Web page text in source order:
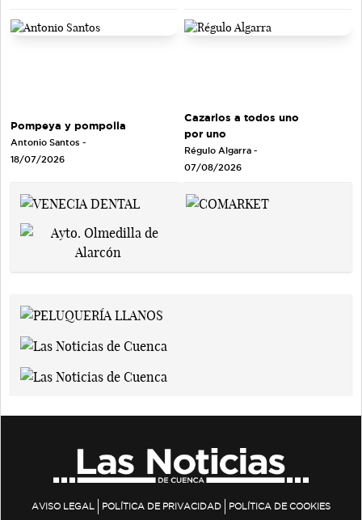
Pompeya y pompolla
Antonio Santos -
18/07/2026
Cazarlos a todos uno
por uno
Régulo Algarra -
07/08/2026
AVISO LEGAL POLÍTICA DE PRIVACIDAD POLÍTICA DE COOKIES